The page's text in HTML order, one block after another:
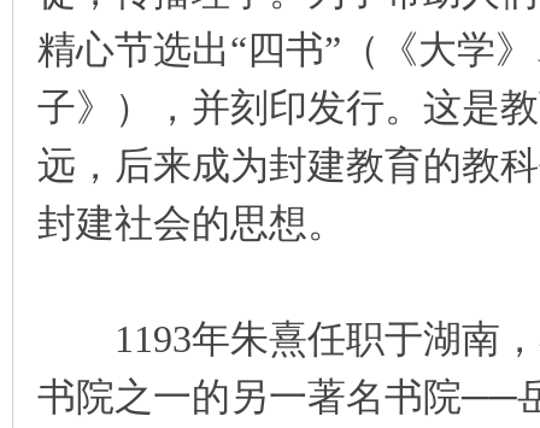
精心节选出“四书”（《大学
子》），并刻印发行。这是
远，后来成为封建教育的教
封建社会的思想。
1193年朱熹任职于湖南，
书院之一的另一著名书院──